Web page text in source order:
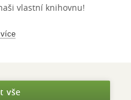
hvězdiček
vlastní knihovnu!
vše